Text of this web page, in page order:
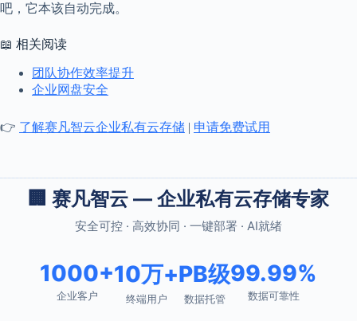
吧，它本该自动完成。
📖 相关阅读
团队协作效率提升
企业网盘安全
👉 了解赛凡智云企业私有云存储 | 申请免费试用
🏢 赛凡智云 — 企业私有云存储专家
安全可控 · 高效协同 · 一键部署 · AI就绪
1000+
企业客户
10万+
终端用户
PB级
数据托管
99.99%
数据可靠性